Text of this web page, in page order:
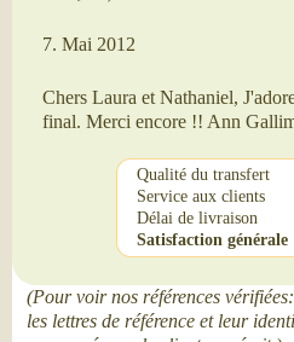
7. Mai 2012
Chers Laura et Nathaniel,
final. Merci encore !! Ann
Qualité du transfert
Service aux clients
Délai de livraison
Satisfaction générale
(Pour voir nos références
les lettres de référence et leur